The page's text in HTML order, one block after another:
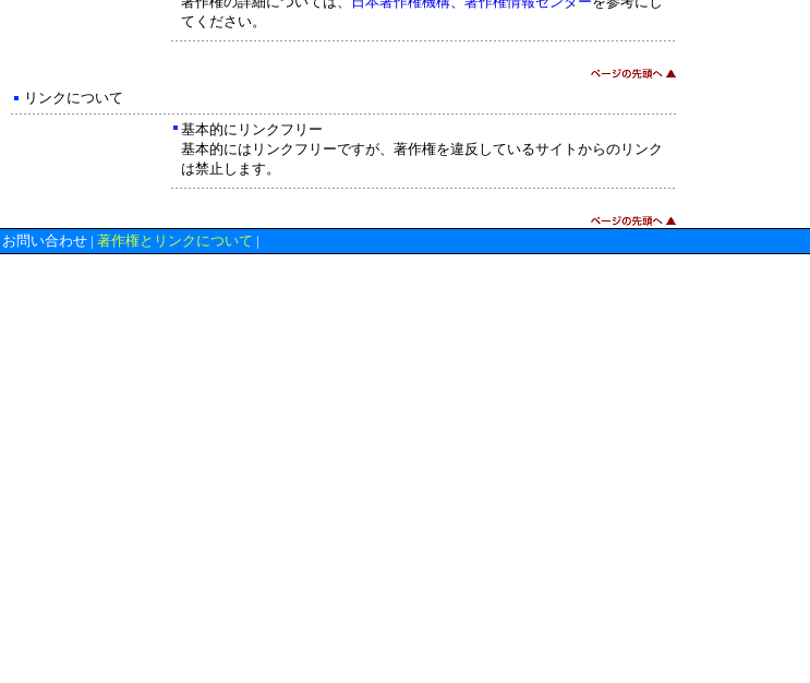
てください。
リンクについて
基本的にリンクフリー
基本的にはリンクフリーですが、著作権を違反しているサイトからのリンク
は禁止します。
お問い合わせ | 著作権とリンクについて |